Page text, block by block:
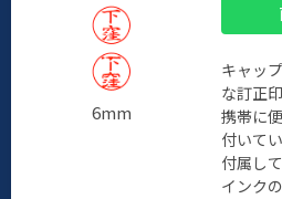
6mm
キャッ
な訂正印
携帯に
付いて
付属し
インク